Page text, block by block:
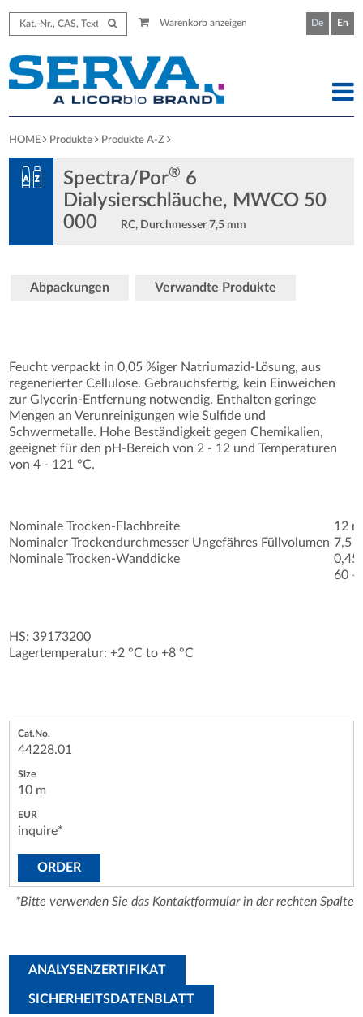
Warenkorb anzeigen De En
HOME Produkte Produkte A-Z
Spectra/Por® 6
Dialysierschläuche, MWCO 50
000
RC, Durchmesser 7,5 mm
Abpackungen Verwandte Produkte
Feucht verpackt in 0,05 %iger Natriumazid-Lösung, aus
regenerierter Cellulose. Gebrauchsfertig, kein Einweichen
zur Glycerin-Entfernung notwendig. Enthalten geringe
Mengen an Verunreinigungen wie Sulfide und
Schwermetalle. Hohe Beständigkeit gegen Chemikalien,
geeignet für den pH-Bereich von 2 - 12 und Temperaturen
von 4 - 121 °C.
Nominale Trocken-Flachbreite
Nominaler Trockendurchmesser Ungefähres Füllvolumen
Nominale Trocken-Wanddicke
12
7,5
0,45
60 –
HS: 39173200
Lagertemperatur: +2 °C to +8 °C
44228.01
10 m
inquire*
ORDER
*Bitte verwenden Sie das Kontaktformular in der rechten Spalte
ANALYSENZERTIFIKAT
SICHERHEITSDATENBLATT